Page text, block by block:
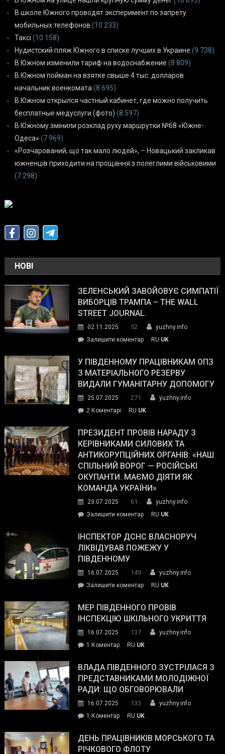
В школе Южного проводят эксперимент по запрету
мобильных телефонов (10 233)
Таксі (10 158)
Нудистский пляж Южного в списке лучших в Украине (9 738)
В Южном изменили тариф на водоснабжение (8 809)
В Южном пойман на взятке свыше 4 тыс. долларов
начальник военкомата (8 695)
В Южном открылся частный кабинет, где можно получить
бесплатные медуслуги (фото) (8 597)
В Южному змінили розклад руху маршрутки №68 «Южне-
Одеса» (7 969)
«Розчарований, що так мало людей», – Новацький закликав
южненців приходити на прощання з полеглими військовими
(7 298)
НОВІ
ЗЕЛЕНСЬКИЙ ЗАВОЙОВУЄ СИМПАТІЇ
ВИБОРЦІВ ТРАМПА – THE WALL
STREET JOURNAL.
02.11.2025 52
yuzhny.info
Залишити коментарon
завойовує
симпатії
виборців
The
Street
Journal.
RU UK
У ПІВДЕННОМУ ПРАЦІВНИКАМ ОПЗ
З МАТЕРІАЛЬНОГО РЕЗЕРВУ
ВИДАЛИ ГУМАНІТАРНУ ДОПОМОГУ
25.07.2025 271
yuzhny.info
2 Коментарі
Південному
працівникам
ОПЗ
з
матеріального
резерву
гуманітарну
допомогу
RU UK
ПРЕЗИДЕНТ ПРОВІВ НАРАДУ З
КЕРІВНИКАМИ СИЛОВИХ ТА
АНТИКОРУПЦІЙНИХ ОРГАНІВ: «НАШ
СПІЛЬНИЙ ВОРОГ — РОСІЙСЬКІ
ОКУПАНТИ. МАЄМО ДІЯТИ ЯК
КОМАНДА УКРАЇНИ»
23.07.2025 61
yuzhny.info
Залишити коментарon
провів
нараду
силових
та
органів:
«Наш
спільний
окупанти.
Маємо
діяти
команда
RU UK
ІНСПЕКТОР ДСНС ВЛАСНОРУЧ
ЛІКВІДУВАВ ПОЖЕЖУ У
ПІВДЕННОМУ
16.07.2025 149
yuzhny.info
Залишити коментарon
ДСНС
власноруч
пожежу
у
RU UK
МЕР ПІВДЕННОГО ПРОВІВ
ІНСПЕКЦІЮ ШКІЛЬНОГО УКРИТТЯ
16.07.2025 137
yuzhny.info
1 Коментардо
Південного
провів
інспекцію
укриття
RU UK
ВЛАДА ПІВДЕННОГО ЗУСТРІЛАСЯ З
ПРЕДСТАВНИКАМИ МОЛОДІЖНОЇ
РАДИ: ЩО ОБГОВОРЮВАЛИ
16.07.2025 133
yuzhny.info
1 Коментардо
Південного
зустрілася
RU UK
ДЕНЬ ПРАЦІВНИКІВ МОРСЬКОГО ТА
РІЧКОВОГО ФЛОТУ